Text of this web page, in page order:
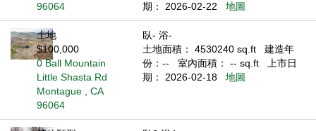
96064
期： 2026-02-22
地圖
土地
$100,000
0 Ball Mountain
Little Shasta Rd
Montague , CA
96064
臥- 浴-
土地面積： 4530240 sq.ft
建造年
份：--
室內面積： -- sq.ft
上市日
期： 2026-02-18
地圖